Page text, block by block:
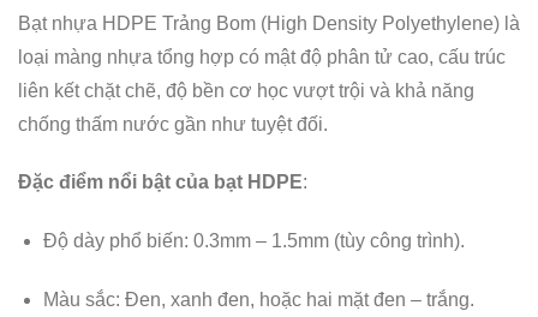
Bạt nhựa HDPE Trảng Bom (High Density Polyethylene) là
loại màng nhựa tổng hợp có mật độ phân tử cao, cấu trúc
liên kết chặt chẽ, độ bền cơ học vượt trội và khả năng
chống thấm nước gần như tuyệt đối.
Đặc điểm nổi bật của bạt HDPE:
Độ dày phổ biến: 0.3mm – 1.5mm (tùy công trình).
Màu sắc: Đen, xanh đen, hoặc hai mặt đen – trắng.